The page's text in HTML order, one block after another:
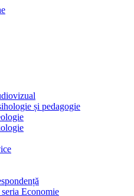
și pedagogie
Economie